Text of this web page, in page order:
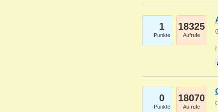
1
Punkte
18325
Aufrufe
0
Punkte
18070
Aufrufe